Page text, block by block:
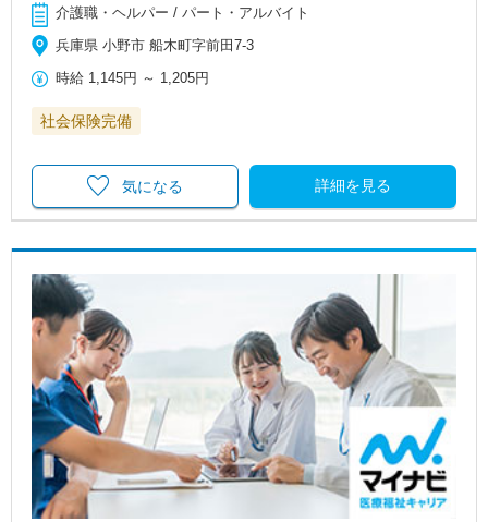
介護職・ヘルパー / パート・アルバイト
兵庫県 小野市 船木町字前田7-3
時給 1,145円 ～ 1,205円
社会保険完備
詳細を見る
気になる